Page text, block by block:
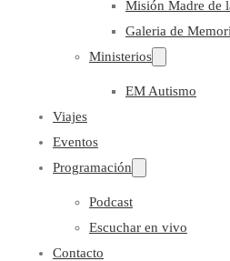
Misión Madre de
Galeria de
Ministerios
EM Autismo
Viajes
Eventos
Programación
Podcast
Escuchar en vivo
Contacto